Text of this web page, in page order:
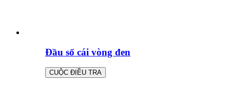
Đầu sổ cái vòng đen
CUỘC ĐIỀU TRA